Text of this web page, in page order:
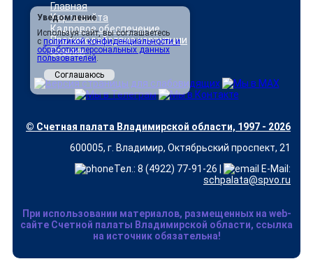
Главная
Карта сайта
Кадровое обеспечение
Противодействие коррупции
Ссылки
© Счетная палата Владимирской области, 1997 - 2026
600005, г. Владимир, Октябрьский проспект, 21
Тел.: 8 (4922) 77-91-26 |
E-Mail:
schpalata@spvo.ru
При использовании материалов, размещенных на web-
сайте Счетной палаты Владимирской области, ссылка
на источник обязательна!
Уведомление
Используя сайт, вы соглашаетесь
с политикой конфиденциальности и
обработки персональных данных
пользователей.
Соглашаюсь